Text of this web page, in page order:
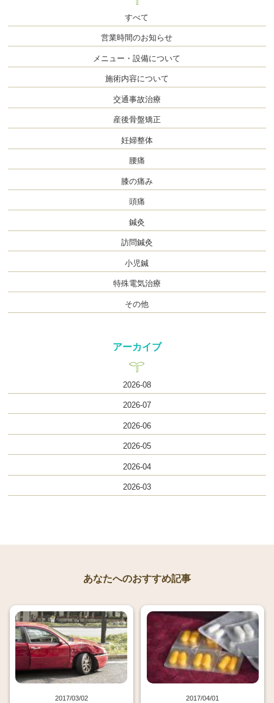
すべて
営業時間のお知らせ
メニュー・設備について
施術内容について
交通事故治療
産後骨盤矯正
妊婦整体
腰痛
膝の痛み
頭痛
鍼灸
訪問鍼灸
小児鍼
特殊電気治療
その他
アーカイブ
2026-08
2026-07
2026-06
2026-05
2026-04
2026-03
あなたへのおすすめ記事
2017/03/02 2017/04/01